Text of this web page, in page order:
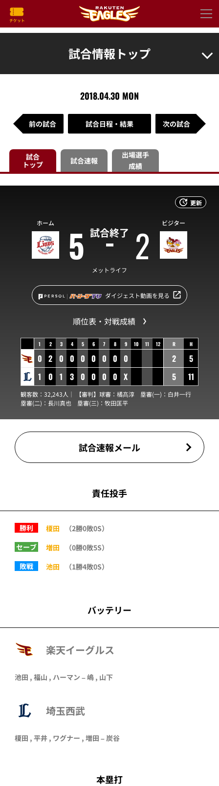
試合情報トップ
2018.04.30 MON
前の試合 試合日程・結果 次の試合
試合
トップ
試合速報
出場選手
成績
更新
試合終了
ホーム 5 2 ビジター
メットライフ
ダイジェスト動画を見る
順位表・対戦成績
1 2 3 4 5 6 7 8 9 10 11 12
0 2 0 0 0 0 0 0 0
1
0 1 3 0 0 0 0 X
R H
2
5
5
11
観客数：32,243人｜ 【審判】球審： 橘髙淳 塁審(一)： 白井一行
塁審(二)： 長川真也 塁審(三)： 牧田匡平
試合速報メール
責任投手
勝利 榎田
（2勝0敗0S）
セーブ
増田
（0勝0敗5S）
敗戦
池田 （1勝4敗0S）
バッテリー
楽天イーグルス
池田 , 福山 , ハーマン – 嶋 , 山下
埼玉西武
榎田 , 平井 , ワグナー , 増田 –炭谷
本塁打